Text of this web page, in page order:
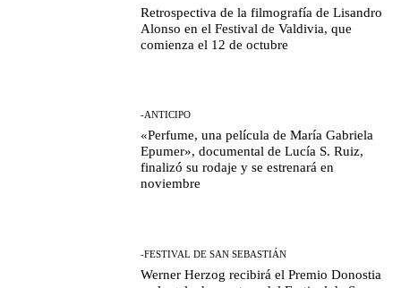
Retrospectiva de la filmografía de Lisandro
Alonso en el Festival de Valdivia, que
comienza el 12 de octubre
-ANTICIPO
«Perfume, una película de María Gabriela
Epumer», documental de Lucía S. Ruiz,
finalizó su rodaje y se estrenará en
noviembre
-FESTIVAL DE SAN SEBASTIÁN
Werner Herzog recibirá el Premio Donostia